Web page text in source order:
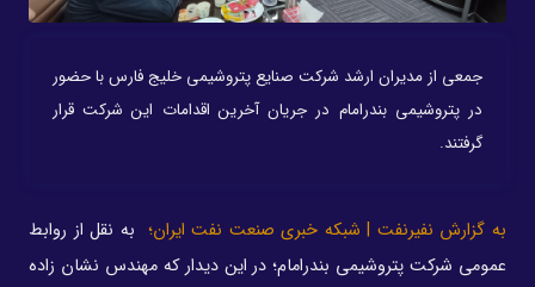
جمعی از مدیران ارشد شرکت صنایع پتروشیمی خلیج فارس با حضور
در پتروشیمی بندرامام در جریان آخرین اقدامات این شرکت قرار
گرفتند.
به گزارش نفیرنفت | شبکه خبری صنعت نفت ایران؛ به نقل از روابط
عمومی شرکت پتروشیمی بندرامام؛ در این دیدار که مهندس نشان زاده